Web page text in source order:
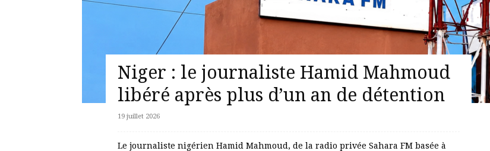
Niger : le journaliste Hamid Mahmoud
libéré après plus d’un an de détention
19 juillet 2026
Le journaliste nigérien Hamid Mahmoud, de la radio privée Sahara FM basée à